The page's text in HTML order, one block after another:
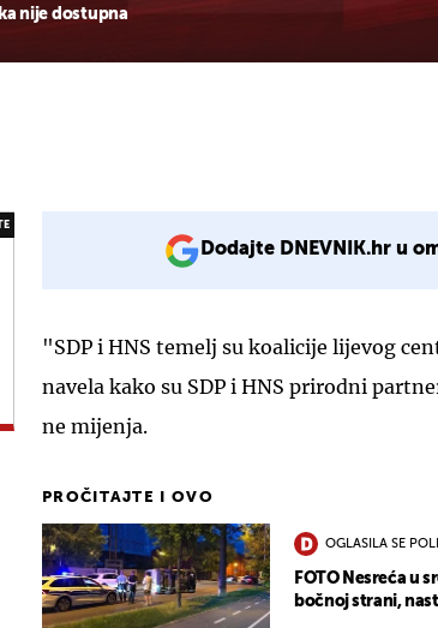
nije dostupna
Dodajte DNEVNIK.hr u
"SDP i HNS temelj su koalicije lijevog
navela kako su SDP i HNS prirodni
ne mijenja.
PROČITAJTE I OVO
OGLASILA SE
FOTO Nesreća u
bočnoj strani,